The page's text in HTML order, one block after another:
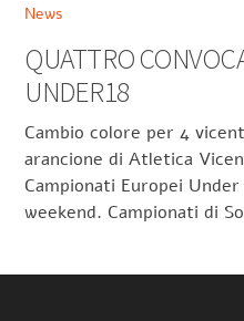
News
QUATTRO
UNDER18
Cambio colore per 4
arancione di Atletica
Campionati Europei
weekend. Campionati di